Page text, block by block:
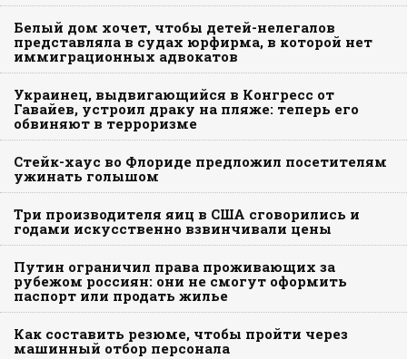
Белый дом хочет, чтобы детей-нелегалов
представляла в судах юрфирма, в которой нет
иммиграционных адвокатов
Украинец, выдвигающийся в Конгресс от
Гавайев, устроил драку на пляже: теперь его
обвиняют в терроризме
Стейк-хаус во Флориде предложил посетителям
ужинать голышом
Три производителя яиц в США сговорились и
годами искусственно взвинчивали цены
Путин ограничил права проживающих за
рубежом россиян: они не смогут оформить
паспорт или продать жилье
Как составить резюме, чтобы пройти через
машинный отбор персонала